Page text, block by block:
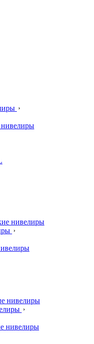
нивелиры
нивелиры
нивелиры